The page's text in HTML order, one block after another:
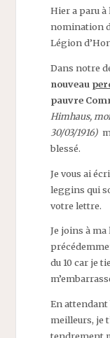
Hier a paru
nomination
Légion
Dans notre
nouveau
pauvre
Himhaus,
30/03/1916)
blessé.
Je vous ai
leggins qui
votre lettre.
Je joins à ma
du 10 car je
En
meilleurs, je